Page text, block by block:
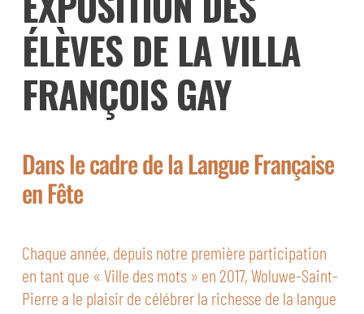
ÉLÈVES DE LA VILLA
FRANÇOIS GAY
Dans le cadre de la Langue Française
en Fête
Chaque année, depuis notre première participation
en tant que « Ville des mots » en 2017, Woluwe-Saint-
Pierre a le plaisir de célébrer la richesse de la langue